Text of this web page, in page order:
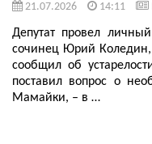
21.07.2026 14:11
Депутат провел
сочинец Юрий
сообщил об
поставил вопрос о
Мамайки, – в …